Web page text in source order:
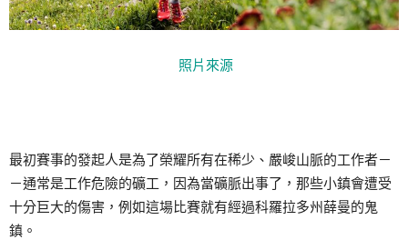
照片來源
最初賽事的發起人是為了榮耀所有在稀少、嚴峻山脈的工作者－
－通常是工作危險的礦工，因為當礦脈出事了，那些小鎮會遭受
十分巨大的傷害，例如這場比賽就有經過科羅拉多州薛曼的鬼
鎮。